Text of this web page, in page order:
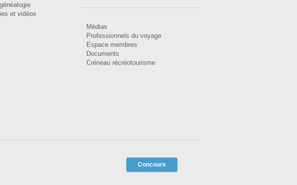
et vidéos
Médias
Professionnels du voyage
Espace membres
Documents
Créneau récréotourisme
Concours